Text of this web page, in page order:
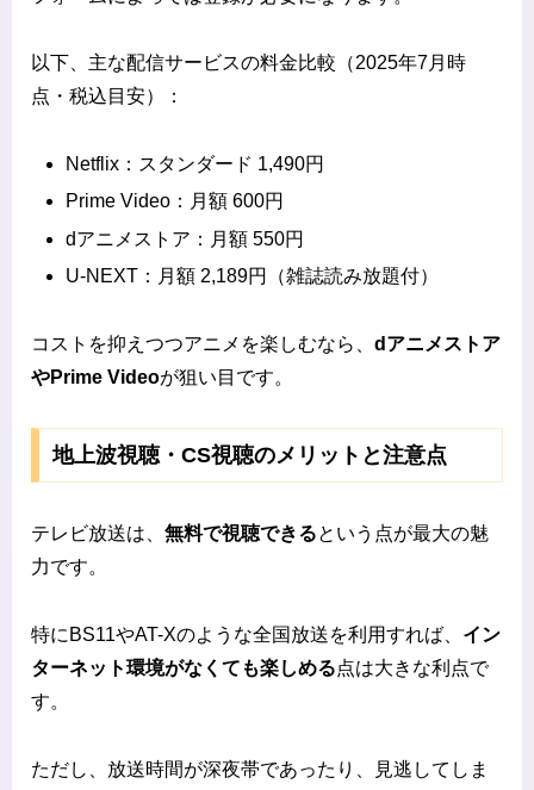
以下、主な配信サービスの料金比較（2025年7月時
点・税込目安）：
Netflix：スタンダード 1,490円
Prime Video：月額 600円
dアニメストア：月額 550円
U-NEXT：月額 2,189円（雑誌読み放題付）
コストを抑えつつアニメを楽しむなら、 dアニメストア
やPrime Videoが狙い目です。
地上波視聴・CS視聴のメリットと注意点
テレビ放送は、 無料で視聴できるという点が最大の魅
力です。
特にBS11やAT-Xのような全国放送を利用すれば、 イン
ターネット環境がなくても楽しめる点は大きな利点で
す。
ただし、放送時間が深夜帯であったり、見逃してしま